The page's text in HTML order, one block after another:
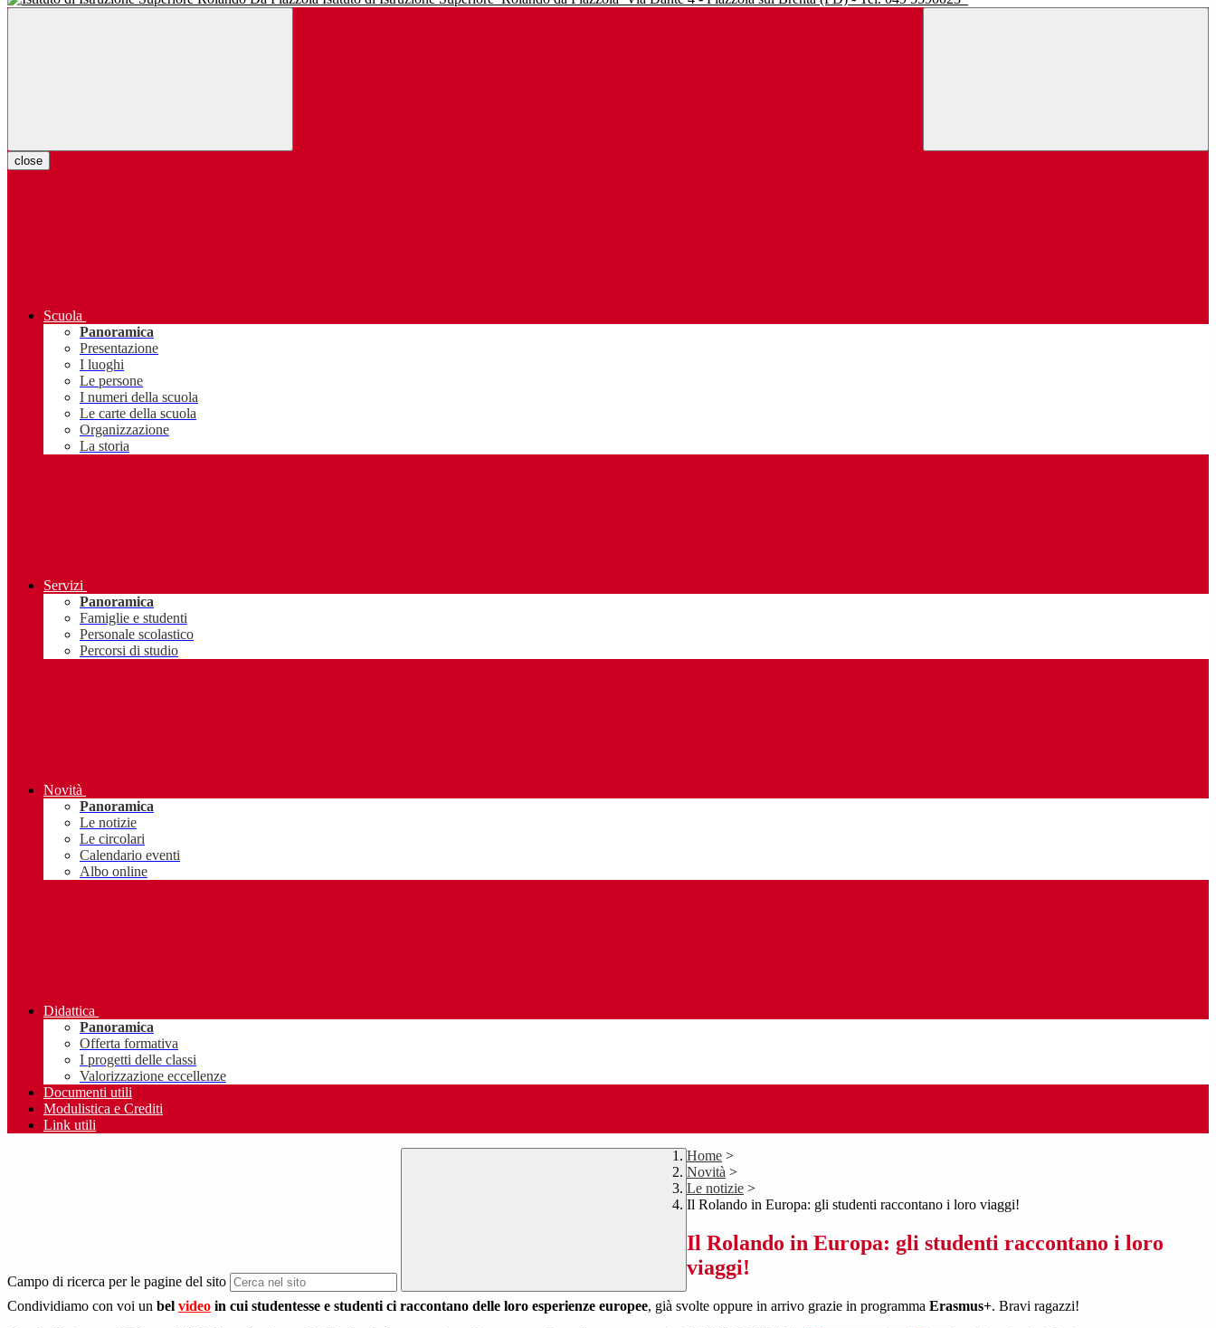
close
Scuola
Panoramica
Presentazione
I luoghi
Le persone
I numeri della scuola
Le carte della scuola
Organizzazione
La storia
Servizi
Panoramica
Famiglie e studenti
Personale scolastico
Percorsi di studio
Novità
Panoramica
Le notizie
Le circolari
Calendario eventi
Albo online
Didattica
Panoramica
Offerta formativa
I progetti delle classi
Valorizzazione eccellenze
Documenti utili
Modulistica e Crediti
Link utili
Campo di ricerca per le pagine del sito
Home >
Novità >
Le notizie >
Il Rolando in Europa: gli studenti raccontano i loro viaggi!
Il Rolando in Europa: gli studenti raccontano i loro
viaggi!
Condividiamo con voi un bel video in cui studentesse e studenti ci raccontano delle loro esperienze europee, già svolte oppure in arrivo grazie in programma Erasmus+. Bravi ragazzi!